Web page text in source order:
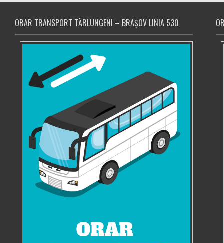
ORAR TRANSPORT TĂRLUNGENI – BRAȘOV LINIA 530